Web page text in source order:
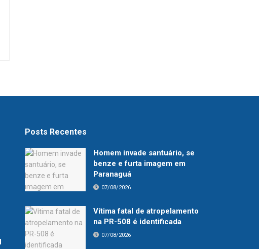
Posts Recentes
Homem invade santuário, se
benze e furta imagem em
Paranaguá
07/08/2026
Vítima fatal de atropelamento
na PR-508 é identificada
07/08/2026